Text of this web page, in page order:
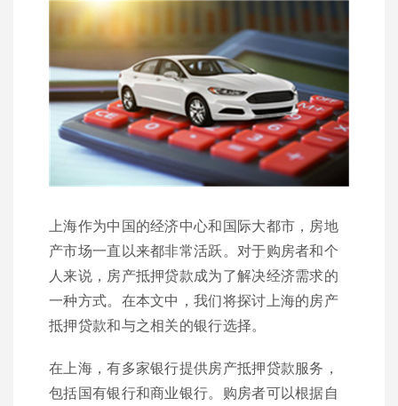
上海作为中国的经济中心和国际大都市，房地
产市场一直以来都非常活跃。对于购房者和个
人来说，房产抵押贷款成为了解决经济需求的
一种方式。在本文中，我们将探讨上海的房产
抵押贷款和与之相关的银行选择。
在上海，有多家银行提供房产抵押贷款服务，
包括国有银行和商业银行。购房者可以根据自